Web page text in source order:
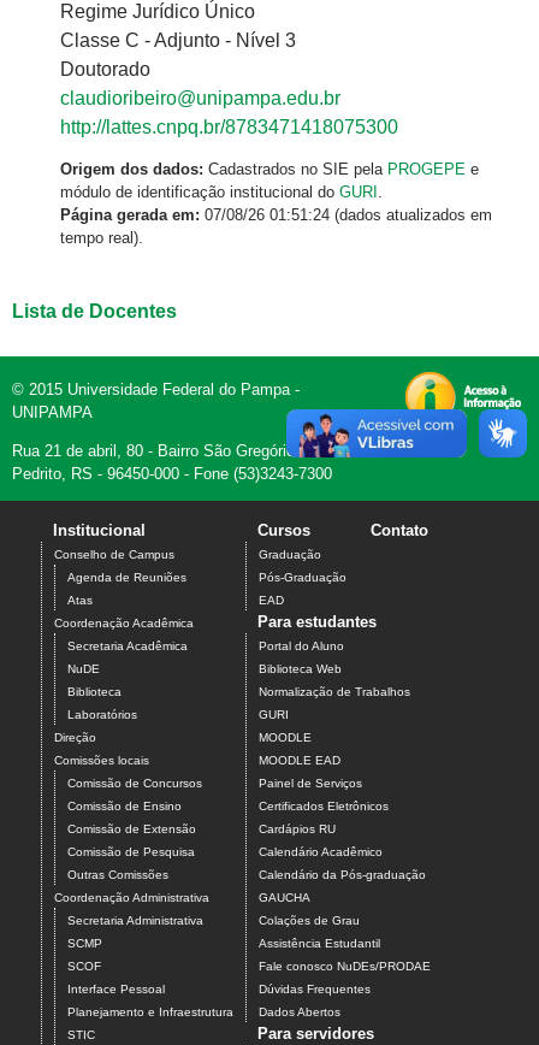
Regime Jurídico Único
Classe C - Adjunto - Nível 3
Doutorado
claudioribeiro@unipampa.edu.br
http://lattes.cnpq.br/8783471418075300
Origem dos dados: Cadastrados no SIE pela PROGEPE e
módulo de identificação institucional do GURI .
Página gerada em: 07/08/26 01:51:24 (dados atualizados em
tempo real).
Lista de Docentes
© 2015 Universidade Federal do Pampa -
UNIPAMPA
Rua 21 de abril, 80 - Bairro São Gregório - Dom
Pedrito, RS - 96450-000 - Fone (53)3243-7300
Institucional
Conselho de Campus
Agenda de Reuniões
Atas
Coordenação Acadêmica
Secretaria Acadêmica
NuDE
Biblioteca
Laboratórios
Direção
Comissões locais
Comissão de Concursos
Comissão de Ensino
Comissão de Extensão
Comissão de Pesquisa
Outras Comissões
Coordenação Administrativa
Secretaria Administrativa
SCMP
SCOF
Interface Pessoal
Planejamento e Infraestrutura
STIC
Cursos
Graduação
Pós-Graduação
EAD
Contato
Para estudantes
Portal do Aluno
Biblioteca Web
Normalização de Trabalhos
GURI
MOODLE
MOODLE EAD
Painel de Serviços
Certificados Eletrônicos
Cardápios RU
Calendário Acadêmico
Calendário da Pós-graduação
GAUCHA
Colações de Grau
Assistência Estudantil
Fale conosco NuDEs/PRODAE
Dúvidas Frequentes
Dados Abertos
Para servidores